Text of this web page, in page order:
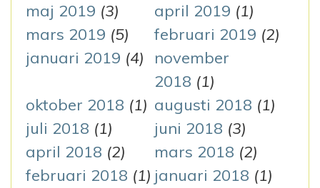
maj 2019 (3) april 2019 (1)
mars 2019 (5) februari 2019 (2)
januari 2019 (4)
november
2018 (1)
oktober 2018 (1) augusti 2018 (1)
juli 2018 (1) juni 2018 (3)
april 2018 (2) mars 2018 (2)
februari 2018 (1) januari 2018 (1)